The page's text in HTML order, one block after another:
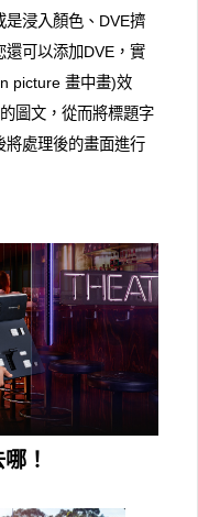
是浸入顏色、DVE擠
還可以添加DVE，實
picture 畫中畫)效
圖文，從而將標題字
將處理後的畫面進行
！